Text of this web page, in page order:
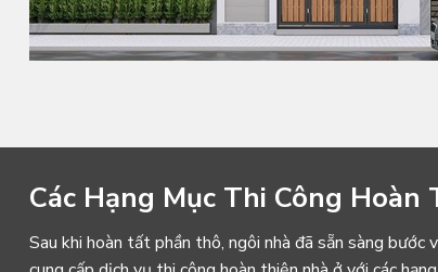
Các Hạng Mục Thi Công Hoàn
Sau khi hoàn tất phần thô, ngôi nhà đã sẵn sàng